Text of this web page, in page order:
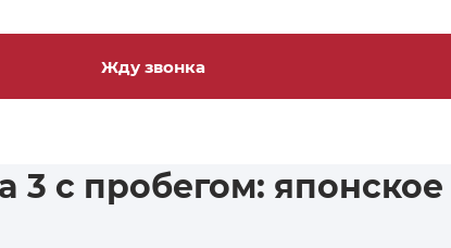
Жду звонка
3 с пробегом: японское